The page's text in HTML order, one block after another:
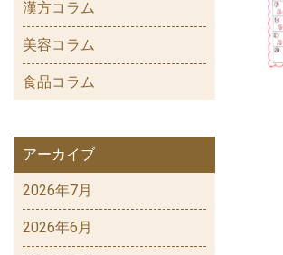
漢方コラム
美容コラム
食品コラム
アーカイブ
2026年7月
2026年6月